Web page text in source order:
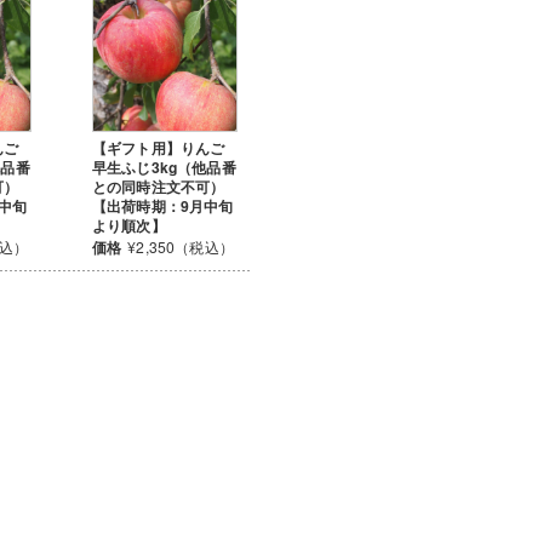
ご
番
旬
）
【ギフト用】りんご
早生ふじ3kg（他品番
との同時注文不可）
【出荷時期：9月中旬
より順次】
価格 ¥2,350（税込）